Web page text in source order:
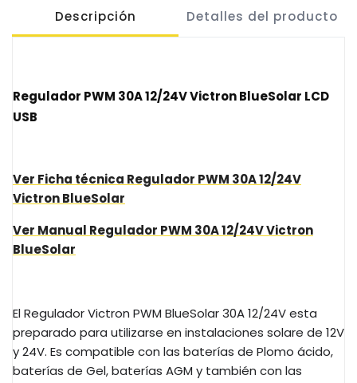
Descripción Detalles del producto
Regulador PWM 30A 12/24V Victron BlueSolar LCD
USB
Ver Ficha técnica Regulador PWM 30A 12/24V
Victron BlueSolar
Ver Manual Regulador PWM 30A 12/24V Victron
BlueSolar
El Regulador Victron PWM BlueSolar 30A 12/24V esta
preparado para utilizarse en instalaciones solare de 12V
y 24V. Es compatible con las baterías de Plomo ácido,
baterías de Gel, baterías AGM y también con las